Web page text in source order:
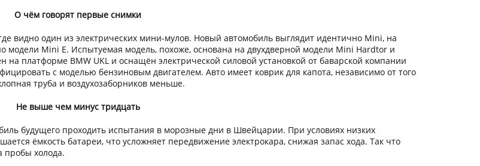
О чём говорят первые снимки
видно один из электрических мини-мулов. Новый автомобиль выглядит идентично Mini, на
модели Mini E. Испытуемая модель, похоже, основана на двухдверной модели Mini Hardtor и
на платформе BMW UKL и оснащён электрической силовой установкой от баварской компании
с моделью бензиновым двигателем. Авто имеет коврик для капота, независимо от того
труба и воздухозаборников меньше.
Не выше чем минус тридцать
будущего проходить испытания в морозные дни в Швейцарии. При условиях низких
ёмкость батареи, что усложняет передвижение электрокара, снижая запас хода. Так что
пробы холода.